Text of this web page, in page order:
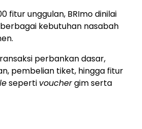
fitur unggulan, BRImo dinilai
kebutuhan nasabah
perbankan dasar,
pembelian tiket, hingga fitur
seperti vouchergim serta